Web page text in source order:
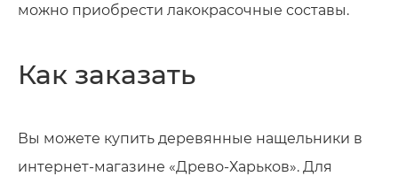
можно приобрести лакокрасочные составы.
Как заказать
Вы можете купить деревянные нащельники в
интернет-магазине «Древо-Харьков». Для